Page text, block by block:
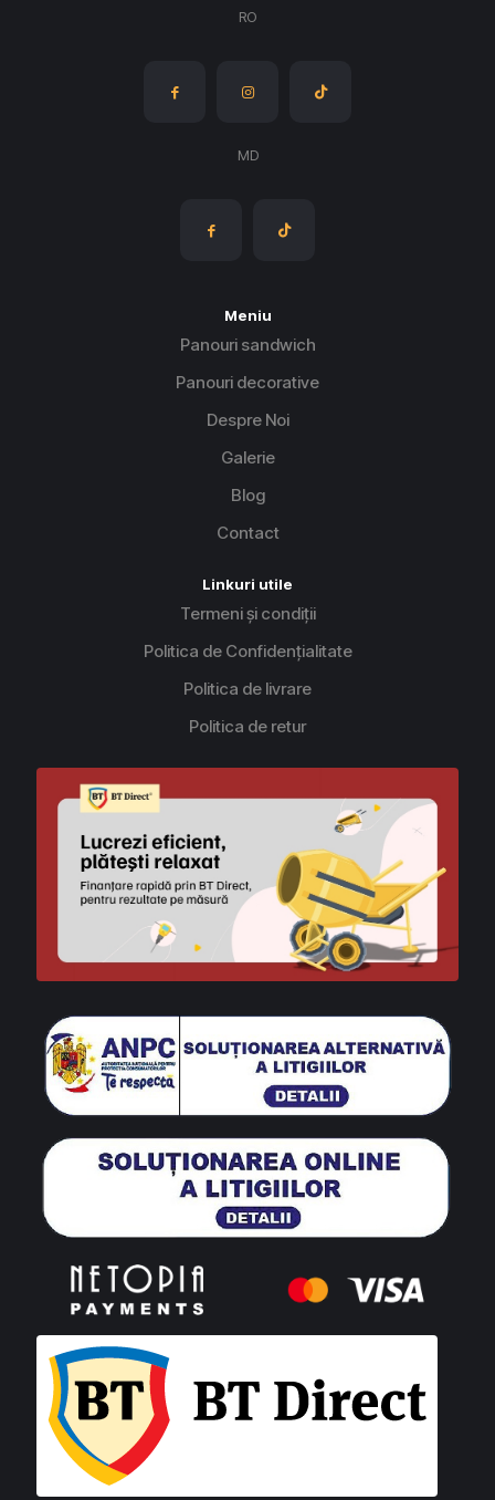
RO
MD
Meniu
Panouri sandwich
Panouri decorative
Despre Noi
Galerie
Blog
Contact
Linkuri utile
Termeni și condiții
Politica de Confidențialitate
Politica de livrare
Politica de retur